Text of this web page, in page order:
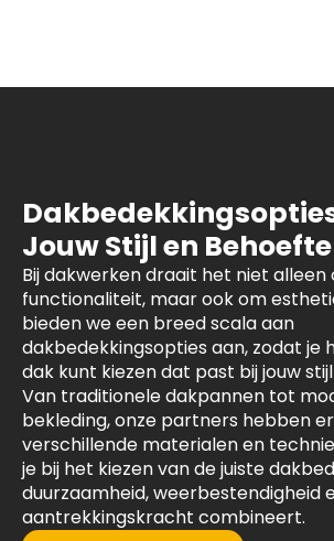
Jouw Stijl en
Bij dakwerken draait het niet alleen
functionaliteit, maar ook om
bieden we een breed scala aan
dakbedekkingsopties aan, zodat je
dak kunt kiezen dat past bij jouw
Van traditionele dakpannen tot
bekleding, onze partners hebben
verschillende materialen en
je bij het kiezen van de juiste
duurzaamheid, weerbestendigheid
aantrekkingskracht combineert.